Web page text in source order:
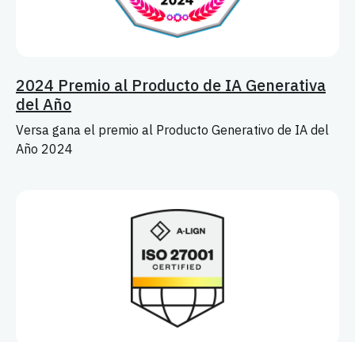
2024 Premio al Producto de IA Generativa
del Año
Versa gana el premio al Producto Generativo de IA del
Año 2024